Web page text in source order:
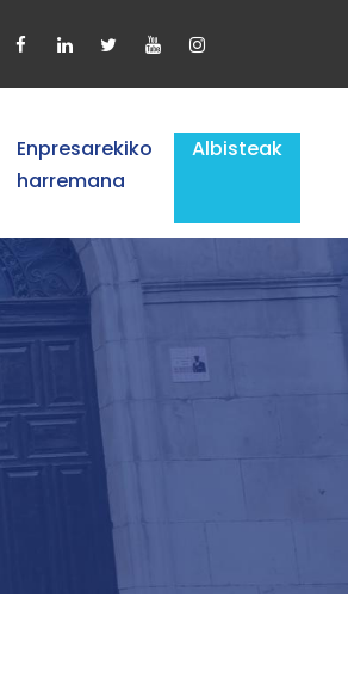
Enpresarekiko
harremana
Albisteak